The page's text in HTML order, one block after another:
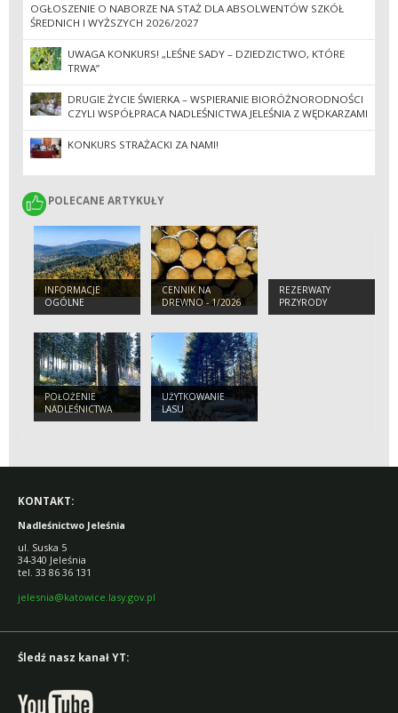
OGŁOSZENIE O NABORZE NA STAŻ DLA ABSOLWENTÓW SZKÓŁ
ŚREDNICH I WYŻSZYCH 2026/2027
UWAGA KONKURS! „LEŚNE SADY – DZIEDZICTWO, KTÓRE
TRWA”
DRUGIE ŻYCIE ŚWIERKA – WSPIERANIE BIORÓŻNORODNOŚCI
CZYLI WSPÓŁPRACA NADLEŚNICTWA JELEŚNIA Z WĘDKARZAMI
KONKURS STRAŻACKI ZA NAMI!
POLECANE ARTYKUŁY
POLECANE ARTYKUŁY
INFORMACJE
OGÓLNE
CENNIK NA
DREWNO - 1/2026
R.
REZERWATY
PRZYRODY
POŁOŻENIE
NADLEŚNICTWA
JELEŚNIA
UŻYTKOWANIE
LASU
KONTAKT:
Nadleśnictwo Jeleśnia
ul. Suska 5
34-340 Jeleśnia
tel. 33 86 36 131
jelesnia@katowice.lasy.gov.pl
Śledź nasz kanał YT: